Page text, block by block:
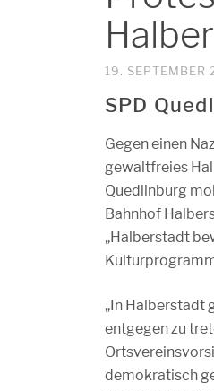
19. SEPTEMBER
SPD
Gegen einen
gewaltfreies
Quedlinburg
Bahnhof
„Halberstadt
„In Halberstadt
entgegen zu
demokratisch